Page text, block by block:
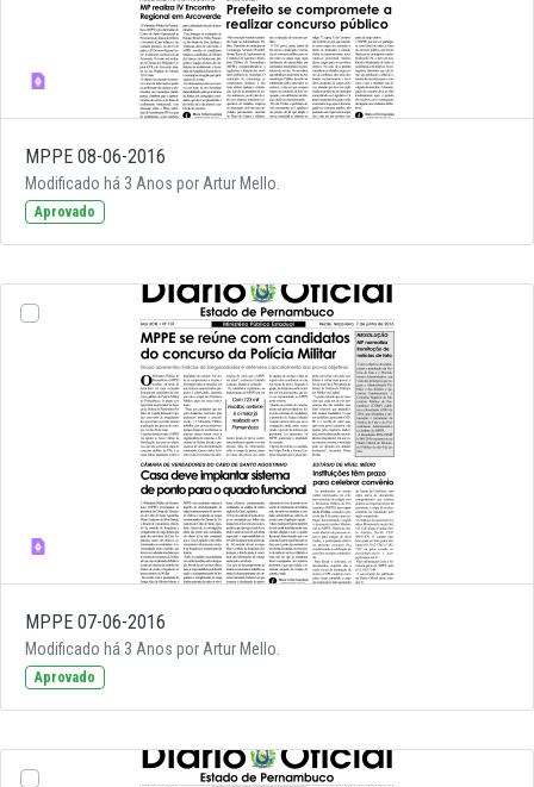
MPPE 08-06-2016
Modificado há 3 Anos por Artur Mello.
Aprovado
MPPE 07-06-2016
Modificado há 3 Anos por Artur Mello.
Aprovado